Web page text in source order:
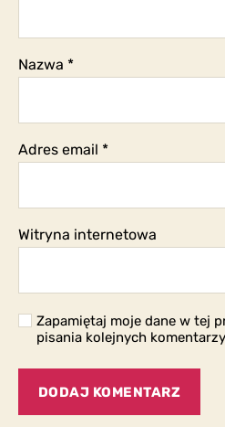
Nazwa *
Adres email *
Witryna internetowa
Zapamiętaj moje dane w tej
pisania kolejnych